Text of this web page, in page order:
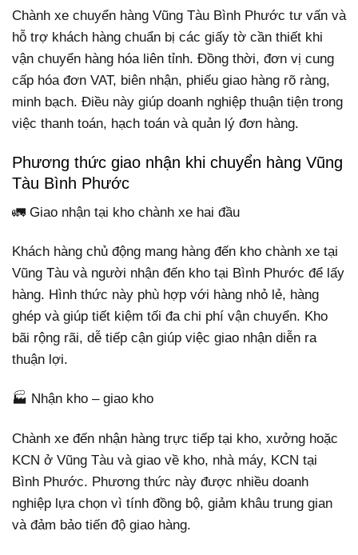
Chành xe chuyển hàng Vũng Tàu Bình Phước tư vấn và
hỗ trợ khách hàng chuẩn bị các giấy tờ cần thiết khi
vận chuyển hàng hóa liên tỉnh. Đồng thời, đơn vị cung
cấp hóa đơn VAT, biên nhận, phiếu giao hàng rõ ràng,
minh bạch. Điều này giúp doanh nghiệp thuận tiện trong
việc thanh toán, hạch toán và quản lý đơn hàng.
Phương thức giao nhận khi chuyển hàng Vũng
Tàu Bình Phước
🚛 Giao nhận tại kho chành xe hai đầu
Khách hàng chủ động mang hàng đến kho chành xe tại
Vũng Tàu và người nhận đến kho tại Bình Phước để lấy
hàng. Hình thức này phù hợp với hàng nhỏ lẻ, hàng
ghép và giúp tiết kiệm tối đa chi phí vận chuyển. Kho
bãi rộng rãi, dễ tiếp cận giúp việc giao nhận diễn ra
thuận lợi.
🏭 Nhận kho – giao kho
Chành xe đến nhận hàng trực tiếp tại kho, xưởng hoặc
KCN ở Vũng Tàu và giao về kho, nhà máy, KCN tại
Bình Phước. Phương thức này được nhiều doanh
nghiệp lựa chọn vì tính đồng bộ, giảm khâu trung gian
và đảm bảo tiến độ giao hàng.